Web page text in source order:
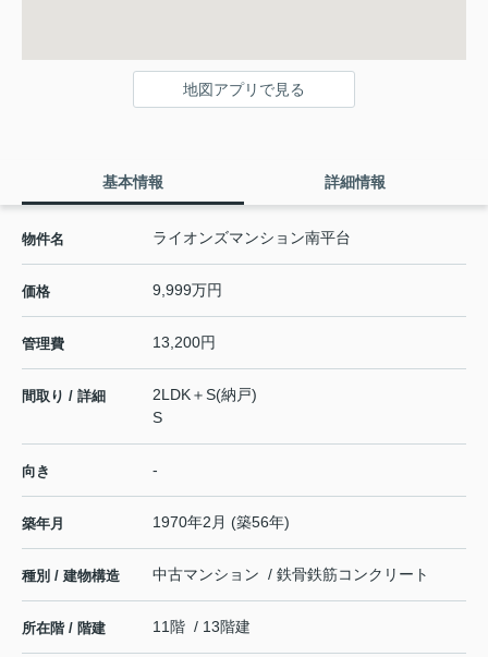
地図アプリで見る
基本情報 詳細情報
物件名 ライオンズマンション南平台
価格 9,999万円
管理費 13,200円
間取り / 詳細
2LDK＋S(納戸)
S
向き -
築年月 1970年2月 (築56年)
種別 / 建物構造 中古マンション / 鉄骨鉄筋コンクリート
所在階 / 階建 11階 / 13階建